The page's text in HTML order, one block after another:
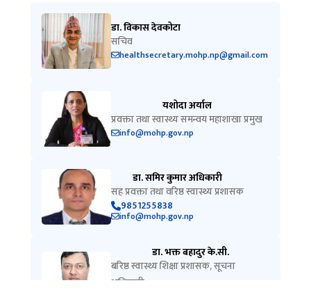
डा. विकास देवकोटा
सचिव
healthsecretary.mohp.np@gmail.com
यशोदा अर्याल
प्रवक्ता तथा स्वास्थ्य समन्वय महाशाखा प्रमुख
info@mohp.gov.np
डा. समिर कुमार अधिकारी
सह प्रवक्ता तथा वरिष्ठ स्वास्थ्य प्रशासक
9851255838
info@mohp.gov.np
डा. भक्त बहादुर के.सी.
बरिष्ठ स्वास्थ्य शिक्षा प्रशासक, सूचना
अधिकारी